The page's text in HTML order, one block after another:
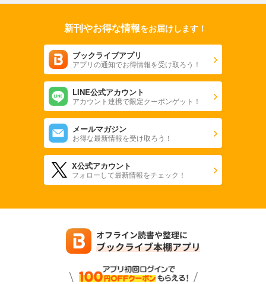
新刊やお得な情報をお届けします！
ブックライブアプリ
アプリの通知でお得情報を受け取ろう！
LINE公式アカウント
アカウント連携で限定クーポンゲット！
メールマガジン
お得な最新情報を受け取ろう！
X公式アカウント
フォローして最新情報をチェック！